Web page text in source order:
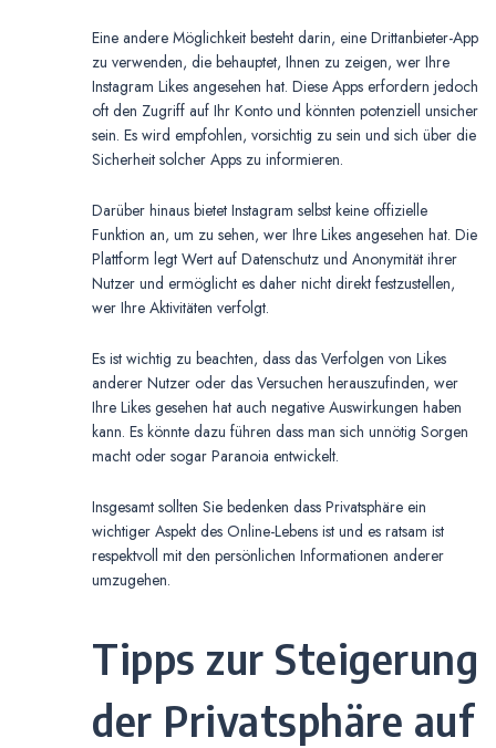
Eine andere Möglichkeit besteht darin, eine Drittanbieter-App
zu verwenden, die behauptet, Ihnen zu zeigen, wer Ihre
Instagram Likes angesehen hat. Diese Apps erfordern jedoch
oft den Zugriff auf Ihr Konto und könnten potenziell unsicher
sein. Es wird empfohlen, vorsichtig zu sein und sich über die
Sicherheit solcher Apps zu informieren.
Darüber hinaus bietet Instagram selbst keine offizielle
Funktion an, um zu sehen, wer Ihre Likes angesehen hat. Die
Plattform legt Wert auf Datenschutz und Anonymität ihrer
Nutzer und ermöglicht es daher nicht direkt festzustellen,
wer Ihre Aktivitäten verfolgt.
Es ist wichtig zu beachten, dass das Verfolgen von Likes
anderer Nutzer oder das Versuchen herauszufinden, wer
Ihre Likes gesehen hat auch negative Auswirkungen haben
kann. Es könnte dazu führen dass man sich unnötig Sorgen
macht oder sogar Paranoia entwickelt.
Insgesamt sollten Sie bedenken dass Privatsphäre ein
wichtiger Aspekt des Online-Lebens ist und es ratsam ist
respektvoll mit den persönlichen Informationen anderer
umzugehen.
Tipps zur Steigerung
der Privatsphäre auf